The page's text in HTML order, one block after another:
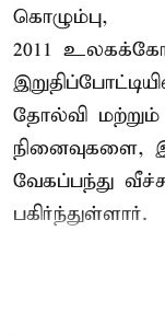
கொழும்பு,
2011
தோல்வி
வேகப்பந்து
பகிர்ந்துள்ளார்.